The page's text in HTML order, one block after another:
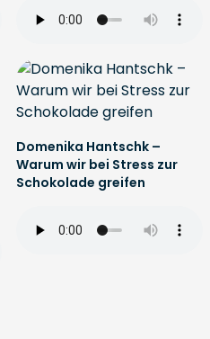
Domenika Hantschk –
Warum wir bei Stress zur
Schokolade greifen